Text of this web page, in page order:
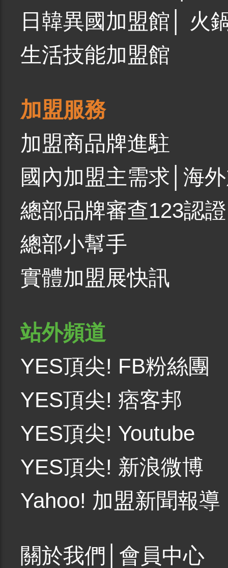
日韓異國加盟館
火
生活技能加盟館
加盟服務
加盟商品牌進駐
國內加盟主需求 海
總部品牌審查123認證
總部小幫手
實體加盟展快訊
站外頻道
YES頂尖! FB粉絲團
YES頂尖! 痞客邦
YES頂尖! Youtube
YES頂尖! 新浪微博
Yahoo! 加盟新聞報導
關於我們
會員中心